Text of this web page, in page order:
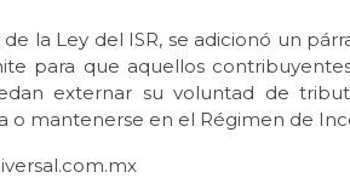
la Ley del ISR, se adicionó un
para que aquellos
externar su voluntad de
o mantenerse en el Régimen de